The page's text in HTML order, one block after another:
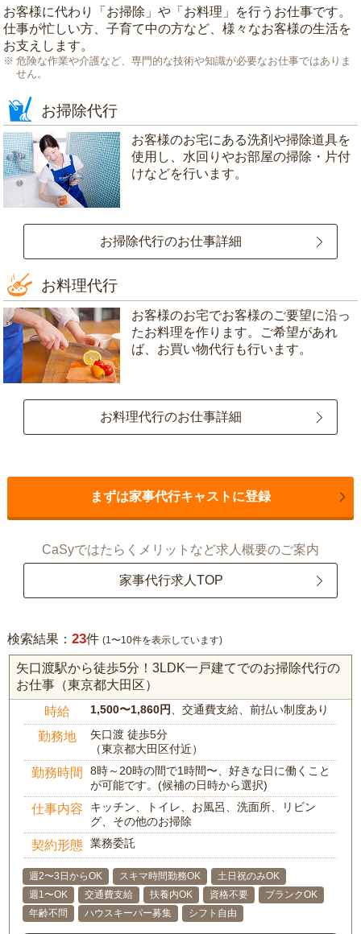
お客様に代わり「 お掃除 」や「 お料理 」を行うお仕事です。
仕事が忙しい方、子育て中の方など、様々なお客様の生活を
お支えします。
危険な作業や介護など、専門的な技術や知識が必要なお仕事ではありま
せん。
お掃除代行
お客様のお宅にある洗剤や掃除道具を
使用し、水回りやお部屋の掃除・片付
けなどを行います。
お掃除代行のお仕事詳細
お料理代行
お客様のお宅でお客様のご要望に沿っ
たお料理を作ります。ご希望があれ
ば、お買い物代行も行います。
お料理代行のお仕事詳細
まずは家事代行キャストに登録
CaSyではたらくメリットなど求人概要のご案内
家事代行求人TOP
検索結果： 23件 (1〜10件を表示しています)
矢口渡駅から徒歩5分！3LDK一戸建てでのお掃除代行の
お仕事（東京都大田区）
時給 1,500〜1,860円 、交通費支給、前払い制度あり
勤務地
矢口渡 徒歩5分
（東京都大田区付近）
勤務時間
8時～20時の間で1時間〜、好きな日に働くこと
が可能です。(候補の日時から選択)
仕事内容
キッチン、トイレ、お風呂、洗面所、リビン
グ、その他のお掃除
契約形態 業務委託
週2〜3日からOK スキマ時間勤務OK
土日祝のみOK
週1〜OK
交通費支給 扶養内OK 資格不要
ブランクOK
年齢不問
ハウスキーパー募集 シフト自由